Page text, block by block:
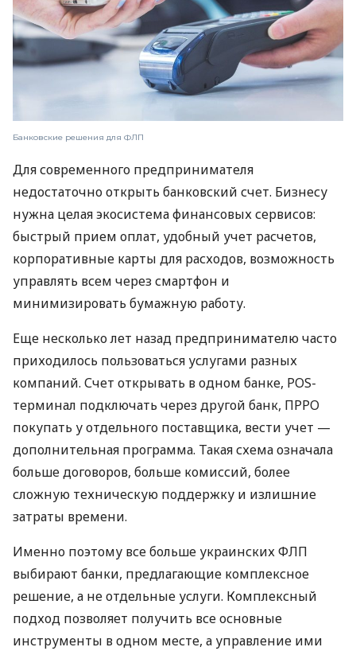
Банковские решения для ФЛП
Для современного предпринимателя
недостаточно открыть банковский счет. Бизнесу
нужна целая экосистема финансовых сервисов:
быстрый прием оплат, удобный учет расчетов,
корпоративные карты для расходов, возможность
управлять всем через смартфон и
минимизировать бумажную работу.
Еще несколько лет назад предпринимателю часто
приходилось пользоваться услугами разных
компаний. Счет открывать в одном банке, POS-
терминал подключать через другой банк, ПРРО
покупать у отдельного поставщика, вести учет —
дополнительная программа. Такая схема означала
больше договоров, больше комиссий, более
сложную техническую поддержку и излишние
затраты времени.
Именно поэтому все больше украинских ФЛП
выбирают банки, предлагающие комплексное
решение, а не отдельные услуги. Комплексный
подход позволяет получить все основные
инструменты в одном месте, а управление ими